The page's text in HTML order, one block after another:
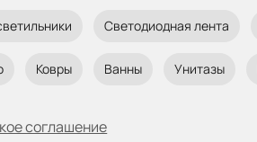
Светодиодная лента
Ковры Ванны Унитазы
соглашение